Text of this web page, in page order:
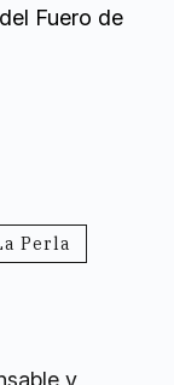
Fuero de
Perla